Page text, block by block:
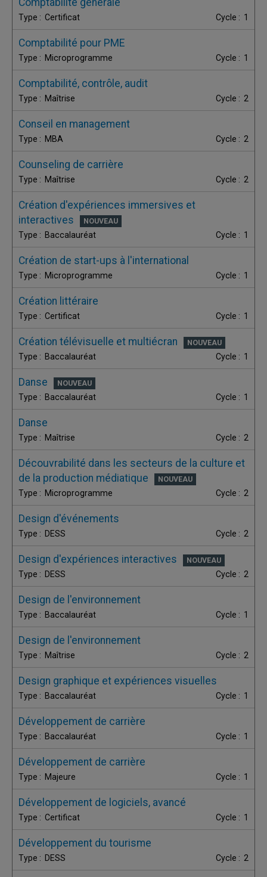
Comptabilité générale
Certificat 1
Comptabilité pour PME
Microprogramme 1
Comptabilité, contrôle, audit
Maîtrise 2
Conseil en management
MBA 2
Counseling de carrière
Maîtrise 2
Création d'expériences immersives et
interactives
Baccalauréat 1
Création de start-ups à l'international
Microprogramme 1
Création littéraire
Certificat 1
Création télévisuelle et multiécran
Baccalauréat 1
Danse
Baccalauréat 1
Danse
Maîtrise 2
Découvrabilité dans les secteurs de la culture et
de la production médiatique
Microprogramme 2
Design d'événements
DESS 2
Design d'expériences interactives
DESS 2
Design de l'environnement
Baccalauréat 1
Design de l'environnement
Maîtrise 2
Design graphique et expériences visuelles
Baccalauréat 1
Développement de carrière
Baccalauréat 1
Développement de carrière
Majeure 1
Développement de logiciels, avancé
Certificat 1
Développement du tourisme
DESS 2